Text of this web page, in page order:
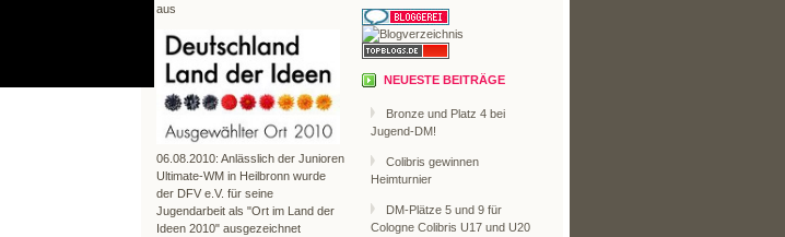
aus
06.08.2010: Anlässlich der Junioren
Ultimate-WM in Heilbronn wurde
der DFV e.V. für seine
Jugendarbeit als "Ort im Land der
Ideen 2010" ausgezeichnet
NEUESTE BEITRÄGE
Bronze und Platz 4 bei
Jugend-DM!
Colibris gewinnen
Heimturnier
DM-Plätze 5 und 9 für
Cologne Colibris U17 und U20